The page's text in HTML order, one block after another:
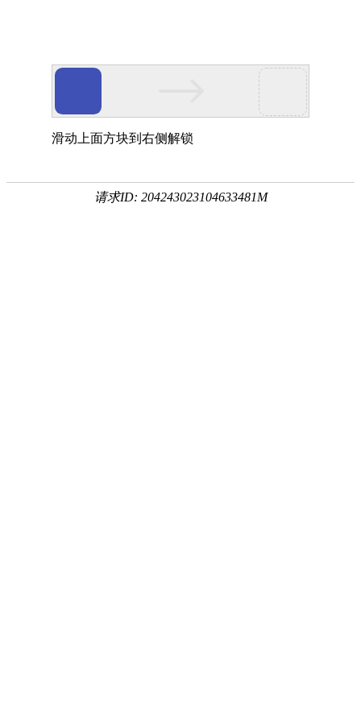
滑动上面方块到右侧解锁
请求ID: 204243023104633481M